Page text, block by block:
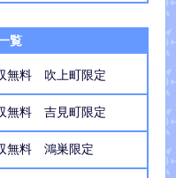
覧
無料 吹上町限定
無料 吉見町限定
無料 鴻巣限定